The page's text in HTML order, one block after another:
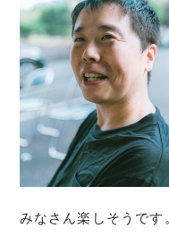
みなさん楽しそうです